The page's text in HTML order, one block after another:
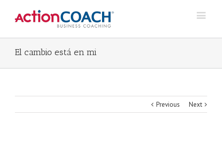
El cambio está en mi
Previous Next